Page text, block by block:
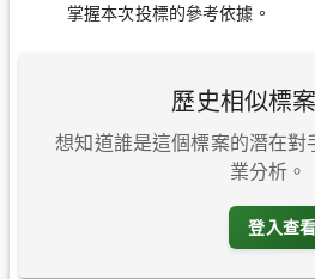
掌握本次投標的參考依據。
歷史相似標
想知道誰是這個標案的潛在對
業分析。
登入查看